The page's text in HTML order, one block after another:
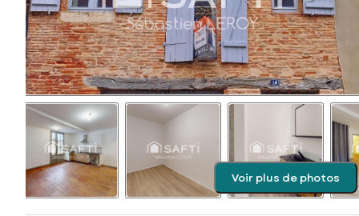
Voir plus de photos